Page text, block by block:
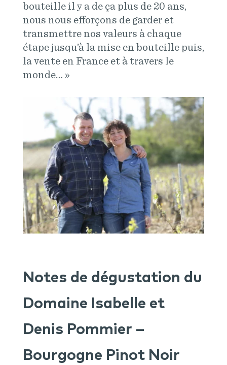
bouteille il y a de ça plus de 20 ans,
nous nous efforçons de garder et
transmettre nos valeurs à chaque
étape jusqu’à la mise en bouteille puis,
la vente en France et à travers le
monde… »
Notes de dégustation du
Domaine Isabelle et
Denis Pommier –
Bourgogne Pinot Noir